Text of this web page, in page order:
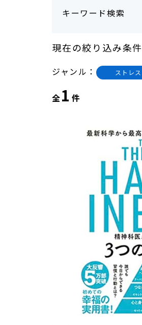
キーワード検索
現在の絞り込み条件
ジャンル ストレス
全1 件